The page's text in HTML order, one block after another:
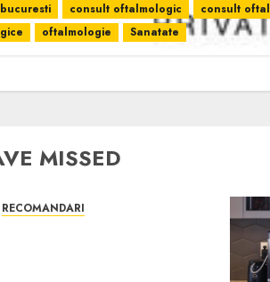
consult oftalmologic
consult
oftalmologie Sanatate
MISSED
RECOMANDARI